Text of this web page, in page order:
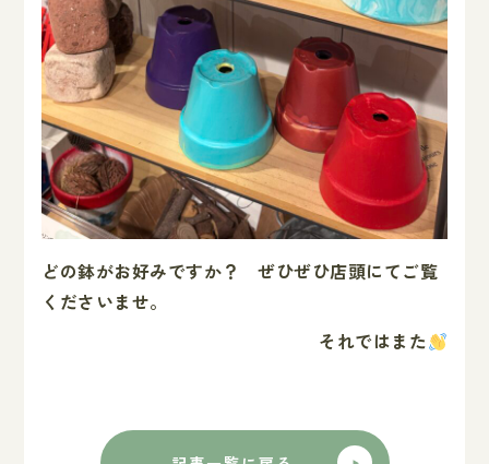
どの鉢がお好みですか？ ぜひぜひ店頭にてご覧
くださいませ。
それではまた